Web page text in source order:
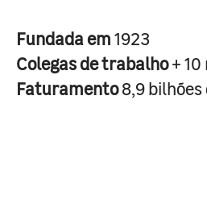
Fundada em1923
Colegas de trabalho+
Faturamento8,9